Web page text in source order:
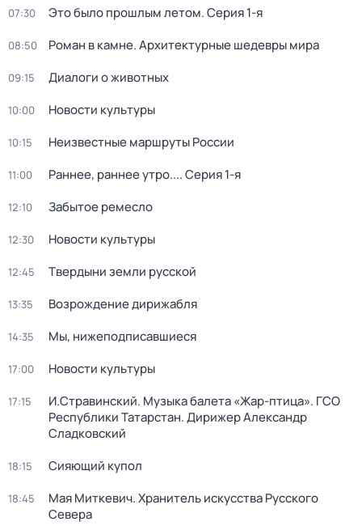
07:30 Это было прошлым летом. Серия 1-я
08:50 Роман в камне. Архитектурные шедевры мира
09:15 Диалоги о животных
10:00 Новости культуры
10:15 Неизвестные маршруты России
11:00 Раннее, раннее утро.... Серия 1-я
12:10 Забытое ремесло
12:30 Новости культуры
12:45 Твердыни земли русской
13:35 Возрождение дирижабля
14:35 Мы, нижеподписавшиеся
17:00 Новости культуры
17:15
И.Стравинский. Музыка балета «Жар-птица». ГСО
Республики Татарстан. Дирижер Александр
Сладковский
18:15 Сияющий купол
18:45
Мая Миткевич. Хранитель искусства Русского
Севера